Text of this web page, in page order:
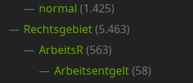
normal (1.425)
Rechtsgebiet(5.463)
ArbeitsR(563)
Arbeitsentgelt(58)